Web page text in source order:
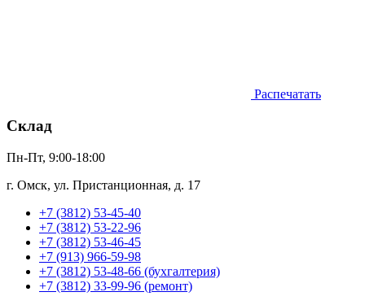
Распечатать
Склад
Пн-Пт, 9:00-18:00
г. Омск, ул. Пристанционная, д. 17
+7 (3812) 53-45-40
+7 (3812) 53-22-96
+7 (3812) 53-46-45
+7 (913) 966-59-98
+7 (3812) 53-48-66 (бухгалтерия)
+7 (3812) 33-99-96 (ремонт)